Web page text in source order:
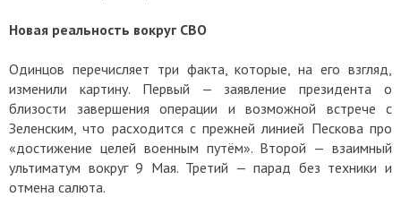
Новая реальность вокруг СВО
Одинцов перечисляет три факта, которые, на его взгляд,
изменили картину. Первый — заявление президента о
близости завершения операции и возможной встрече с
Зеленским, что расходится с прежней линией Пескова про
«достижение целей военным путём». Второй — взаимный
ультиматум вокруг 9 Мая. Третий — парад без техники и
отмена салюта.